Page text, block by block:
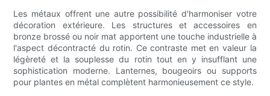
Les métaux offrent une autre possibilité d'harmoniser votre
décoration extérieure. Les structures et accessoires en
bronze brossé ou noir mat apportent une touche industrielle à
l'aspect décontracté du rotin. Ce contraste met en valeur la
légèreté et la souplesse du rotin tout en y insufflant une
sophistication moderne. Lanternes, bougeoirs ou supports
pour plantes en métal complètent harmonieusement ce style.